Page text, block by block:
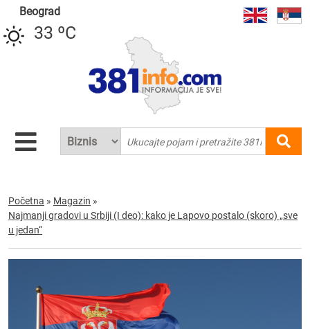
Beograd
33 ºC
Početna » Magazin »
Najmanji gradovi u Srbiji (I deo): kako je Lapovo postalo (skoro) „sve
u jedan“